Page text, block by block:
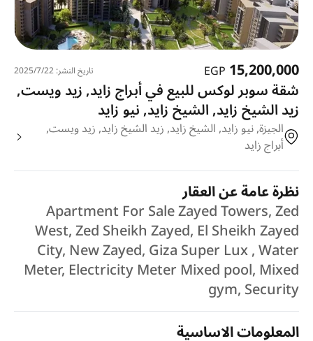
15,200,000
EGP تاريخ النشر: 22‏‏/7‏‏/2025
شقة سوبر لوكس للبيع في أبراج زايد, زيد ويست,
زيد الشيخ زايد, الشيخ زايد, نيو زايد
الجيزة, نيو زايد, الشيخ زايد, زيد الشيخ زايد, زيد ويست,
أبراج زايد
نظرة عامة عن العقار
Apartment For Sale Zayed Towers, Zed
West, Zed Sheikh Zayed, El Sheikh Zayed
City, New Zayed, Giza Super Lux , Water
Meter, Electricity Meter Mixed pool, Mixed
gym, Security
المعلومات الاساسية